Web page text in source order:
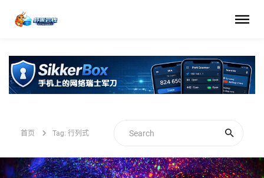
首页 Tag: 行列式